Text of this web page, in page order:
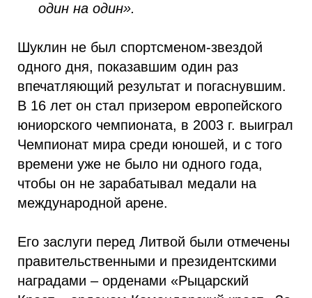
один на один».
Шуклин не был спортсменом-звездой
одного дня, показавшим один раз
впечатляющий результат и погаснувшим.
В 16 лет он стал призером европейского
юниорского чемпионата, в 2003 г. выиграл
Чемпионат мира среди юношей, и с того
времени уже не было ни одного года,
чтобы он не зарабатывал медали на
международной арене.
Его заслуги перед Литвой были отмечены
правительственными и президентскими
наградами – орденами «Рыцарский